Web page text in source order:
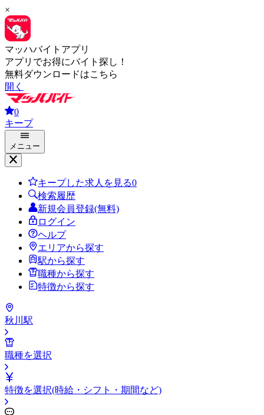
×
マッハバイトアプリ
アプリでお得にバイト探し！
無料ダウンロードはこちら
開く
0
キープ
メニュー
キープした求人を見る0
検索履歴
新規会員登録(無料)
ログイン
ヘルプ
エリアから探す
駅から探す
職種から探す
特徴から探す
秋川駅
職種を選択
特徴を選択(時給・シフト・期間など)